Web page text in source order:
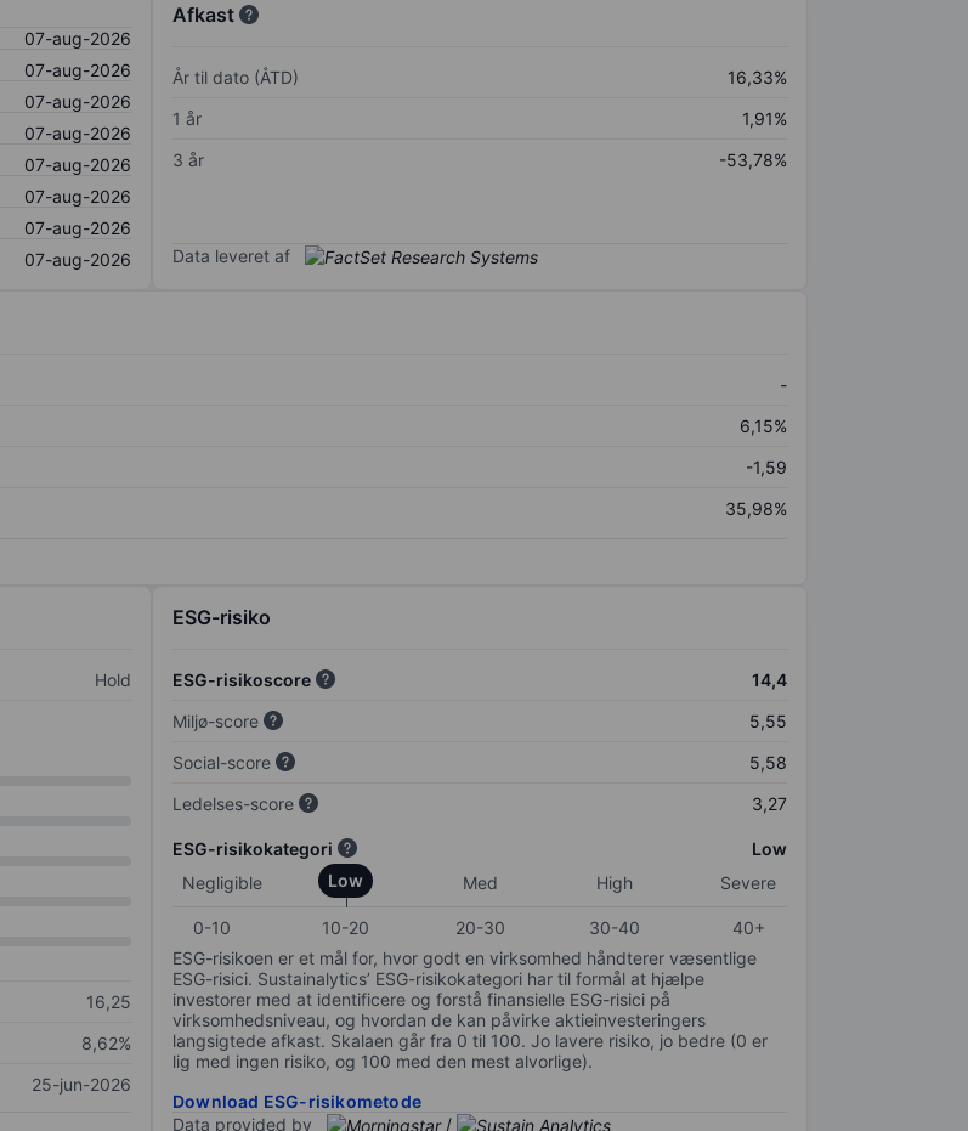
07-aug-2026
07-aug-2026
07-aug-2026
07-aug-2026
07-aug-2026
07-aug-2026
07-aug-2026
07-aug-2026
Afkast
År til dato (ÅTD)
16,33%
1 år
1,91%
3 år
-53,78%
Data leveret af
-
6,15%
-1,59
35,98%
Hold
16,25
8,62%
25-jun-2026
ESG-risiko
ESG-risikoscore
14,4
Miljø-score
5,55
Social-score
5,58
Ledelses-score
3,27
ESG-risikokategori
Low
Negligible
Low Med High Severe
0-10 10-20 20-30 30-40
40+
ESG-risikoen er et mål for, hvor godt en virksomhed håndterer væsentlige
ESG-risici. Sustainalytics’ ESG-risikokategori har til formål at hjælpe
investorer med at identificere og forstå finansielle ESG-risici på
virksomhedsniveau, og hvordan de kan påvirke aktieinvesteringers
langsigtede afkast. Skalaen går fra 0 til 100. Jo lavere risiko, jo bedre (0 er
lig med ingen risiko, og 100 med den mest alvorlige).
Download ESG-risikometode
Data provided by
/